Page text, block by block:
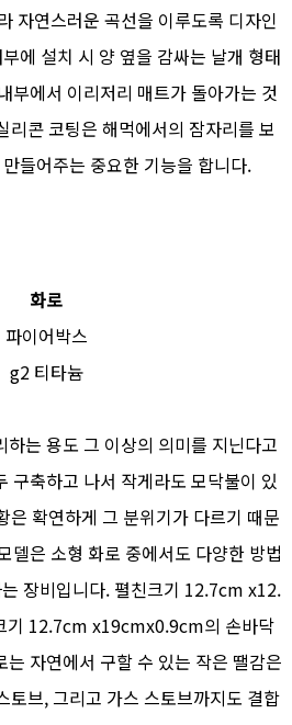
자연스러운 곡선을 이루도록 디자인
에 설치 시 양 옆을 감싸는 날개 형태
부에서 이리저리 매트가 돌아가는 것
리콘 코팅은 해먹에서의 잠자리를 보
들어주는 중요한 기능을 합니다.
화로
파이어박스
g2 티타늄
는 용도 그 이상의 의미를 지닌다고
구축하고 나서 작게라도 모닥불이 있
은 확연하게 그 분위기가 다르기 때문
델은 소형 화로 중에서도 다양한 방법
장비입니다. 펼친크기 12.7cm x12.
기 12.7cm x19cmx0.9cm의 손바닥
자연에서 구할 수 있는 작은 땔감은
토브, 그리고 가스 스토브까지도 결합